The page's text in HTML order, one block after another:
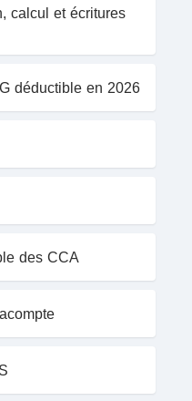
calcul et écritures
déductible en 2026
des CCA